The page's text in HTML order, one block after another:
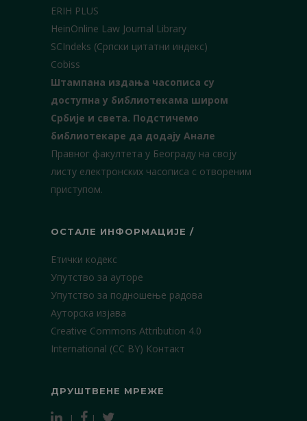
ERIH PLUS
HeinOnline Law Journal Library
SCIndeks (Српски цитатни индекс)
Cobiss
Штампана издања часописа су
доступна у библиотекама широм
Србије и света. Подстичемо
библиотекаре да додају Анале
Правног факултета у Београду на своју
листу електронских часописа с отвореним
приступом.
ОСТАЛЕ ИНФОРМАЦИЈЕ /
Етички кодекс
Упутство за ауторе
Упутство за подношење радова
Ауторска изјава
Creative Commons Attribution 4.0
International (CC BY) Контакт
ДРУШТВЕНЕ МРЕЖЕ